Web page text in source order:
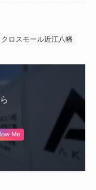
クロスモール近江八幡
Me